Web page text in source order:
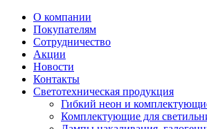
О компании
Покупателям
Сотрудничество
Акции
Новости
Контакты
Светотехническая продукция
Гибкий неон и
Комплектующие для